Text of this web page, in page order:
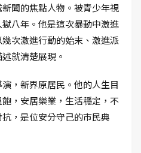
聞的焦點人物。被青少年視
八年。他是這次暴動中激進
次激進行動的始末、激進派
就清楚展現。
，新界原居民。他的人生目
，安居樂業，生活穩定，不
，是位安分守己的市民典